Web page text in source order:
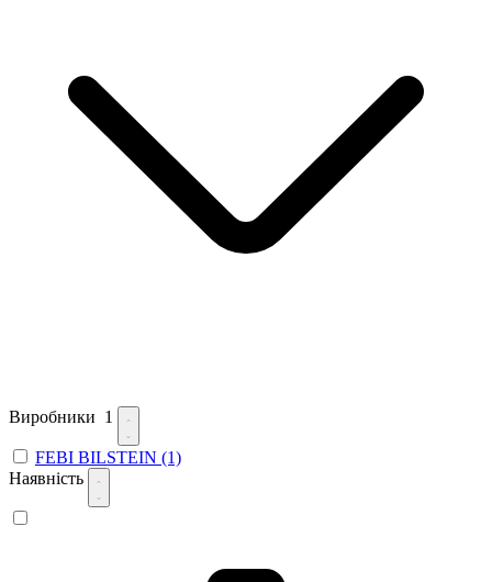
Виробники 1
FEBI BILSTEIN (1)
Наявність